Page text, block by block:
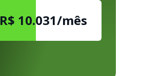
R$ 10.031/mês